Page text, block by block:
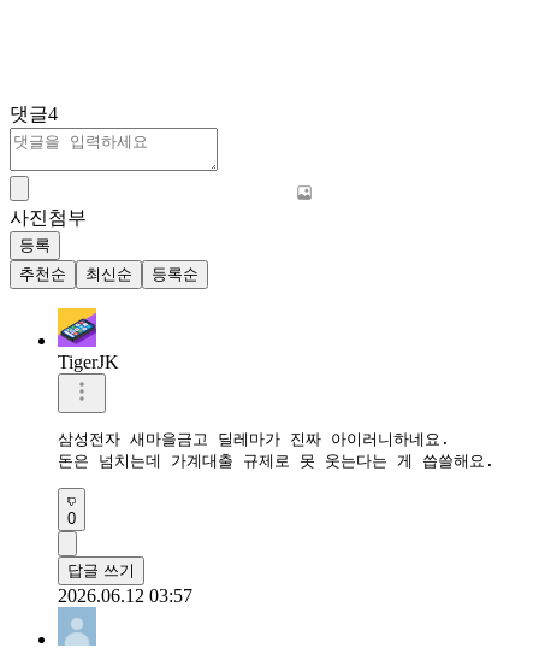
댓글4
사진첨부
등록
추천순
최신순 등록순
TigerJK
삼성전자 새마을금고 딜레마가 진짜 아이러니하네요.
돈은 넘치는데 가계대출 규제로 못 웃는다는 게 씁쓸해요.
0
답글 쓰기
2026.06.12 03:57